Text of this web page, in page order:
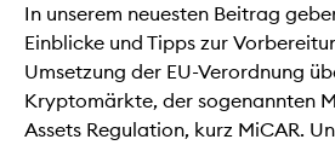
In unserem neuesten Beitrag
Einblicke und Tipps zur
Umsetzung der EU-Verordnung
Kryptomärkte, der sogenannten
Assets Regulation, kurz MiCAR.